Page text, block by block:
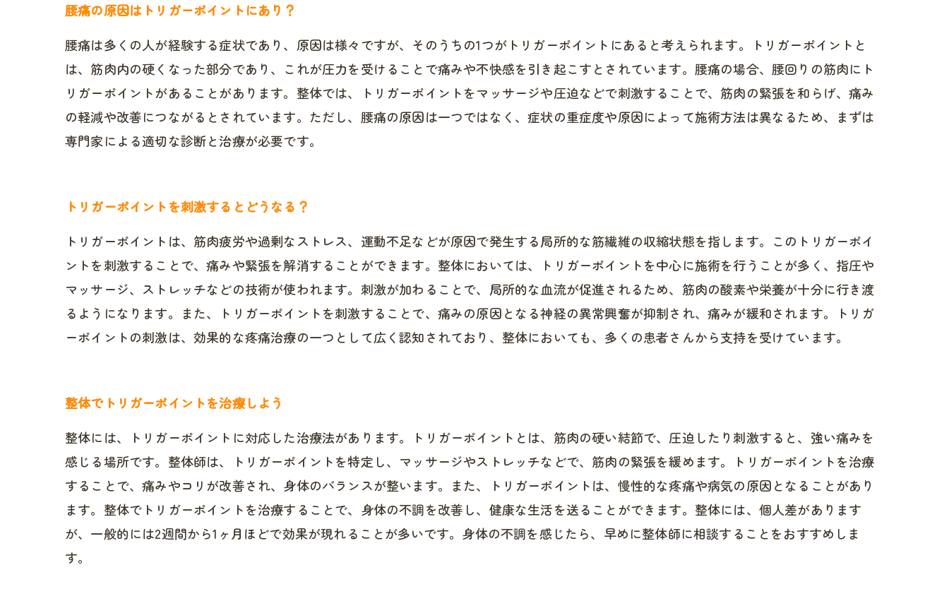
腰痛の原因はトリガーポイントにあり？
腰痛は多くの人が経験する症状であり、原因は様々ですが、そのうちの1つがトリガーポイントにあると考えられます。トリガーポイントと
は、筋肉内の硬くなった部分であり、これが圧力を受けることで痛みや不快感を引き起こすとされています。腰痛の場合、腰回りの筋肉にト
リガーポイントがあることがあります。整体では、トリガーポイントをマッサージや圧迫などで刺激することで、筋肉の緊張を和らげ、痛み
の軽減や改善につながるとされています。ただし、腰痛の原因は一つではなく、症状の重症度や原因によって施術方法は異なるため、まずは
専門家による適切な診断と治療が必要です。
トリガーポイントを刺激するとどうなる？
トリガーポイントは、筋肉疲労や過剰なストレス、運動不足などが原因で発生する局所的な筋繊維の収縮状態を指します。このトリガーポイ
ントを刺激することで、痛みや緊張を解消することができます。整体においては、トリガーポイントを中心に施術を行うことが多く、指圧や
マッサージ、ストレッチなどの技術が使われます。刺激が加わることで、局所的な血流が促進されるため、筋肉の酸素や栄養が十分に行き渡
るようになります。また、トリガーポイントを刺激することで、痛みの原因となる神経の異常興奮が抑制され、痛みが緩和されます。トリガ
ーポイントの刺激は、効果的な疼痛治療の一つとして広く認知されており、整体においても、多くの患者さんから支持を受けています。
整体でトリガーポイントを治療しよう
整体には、トリガーポイントに対応した治療法があります。トリガーポイントとは、筋肉の硬い結節で、圧迫したり刺激すると、強い痛みを
感じる場所です。整体師は、トリガーポイントを特定し、マッサージやストレッチなどで、筋肉の緊張を緩めます。トリガーポイントを治療
することで、痛みやコリが改善され、身体のバランスが整います。また、トリガーポイントは、慢性的な疼痛や病気の原因となることがあり
ます。整体でトリガーポイントを治療することで、身体の不調を改善し、健康な生活を送ることができます。整体には、個人差があります
が、一般的には2週間から1ヶ月ほどで効果が現れることが多いです。身体の不調を感じたら、早めに整体師に相談することをおすすめしま
す。